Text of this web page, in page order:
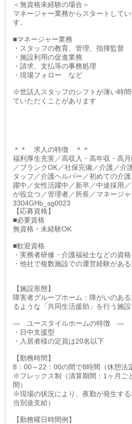
＜無資格未経験の場合＞
マネージャー業務からスタートして
す。
■マネージャー業務
・スタッフの教育、管理、指揮監督
・施設利用の促進業務
・請求、支払等の事務処理
・現場フォロー など
※世話人スタッフのシフトが薄い時
ていただくことがあります
＊＊ 求人の特徴 ＊＊
福利厚生充実／高収入・高年収・高
／ブランクOK／社保完備／介護／介
タッフ／介護ヘルパー／初めての介
躍中／女性活躍中／新卒／中途採用
が役立つ／管理者／所長／マネージ
3304GHb_sg0023
【応募資格】
■必要資格
無資格・未経験OK
■歓迎資格
・実務者研修・介護福祉士などの資
・他社で複数施設での運営経験があ
【施設形態】
障害者グループホーム：障がいのあ
るような「共同生活援助」を行う施設
― ユースタイルホームの特徴 ―
・日中支援型
・入居者様の定員は20名以下
【勤務時間】
8：00～22：00の間で8時間（休憩法
※フレックス制（清算期間：1ヶ月ご
間）
※現場の状況により、夜勤が発生す
当別途支給）
【勤務曜日時間例】